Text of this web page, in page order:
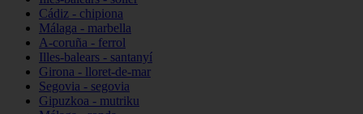
Cádiz - chipiona
Málaga - marbella
A-coruña - ferrol
Illes-balears - santanyí
Girona - lloret-de-mar
Segovia - segovia
Gipuzkoa - mutriku